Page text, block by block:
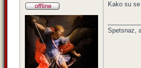
Kako su
Spetsnaz,